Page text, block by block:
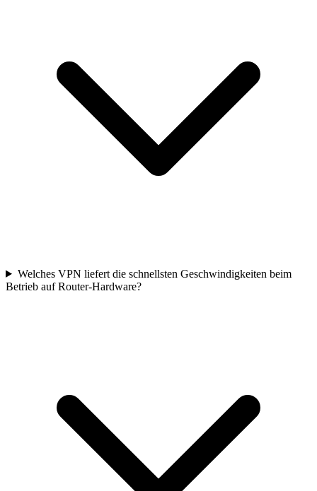
Welches VPN liefert die schnellsten Geschwindigkeiten beim
Betrieb auf Router-Hardware?